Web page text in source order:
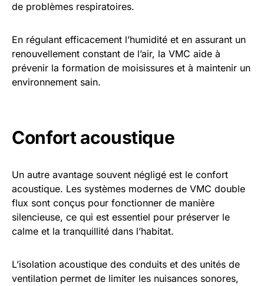
de problèmes respiratoires.
En régulant efficacement l’humidité et en assurant un
renouvellement constant de l’air, la VMC aide à
prévenir la formation de moisissures et à maintenir un
environnement sain.
Confort acoustique
Un autre avantage souvent négligé est le confort
acoustique. Les systèmes modernes de VMC double
flux sont conçus pour fonctionner de manière
silencieuse, ce qui est essentiel pour préserver le
calme et la tranquillité dans l’habitat.
L’isolation acoustique des conduits et des unités de
ventilation permet de limiter les nuisances sonores,